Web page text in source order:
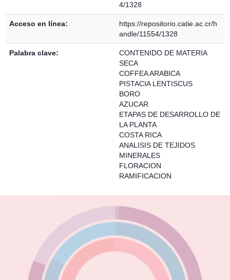
4/1328
Acceso en línea:
https://repositorio.catie.ac.cr/h
andle/11554/1328
Palabra clave:
CONTENIDO DE MATERIA
SECA
COFFEA ARABICA
PISTACIA LENTISCUS
BORO
AZUCAR
ETAPAS DE DESARROLLO DE
LA PLANTA
COSTA RICA
ANALISIS DE TEJIDOS
MINERALES
FLORACION
RAMIFICACION